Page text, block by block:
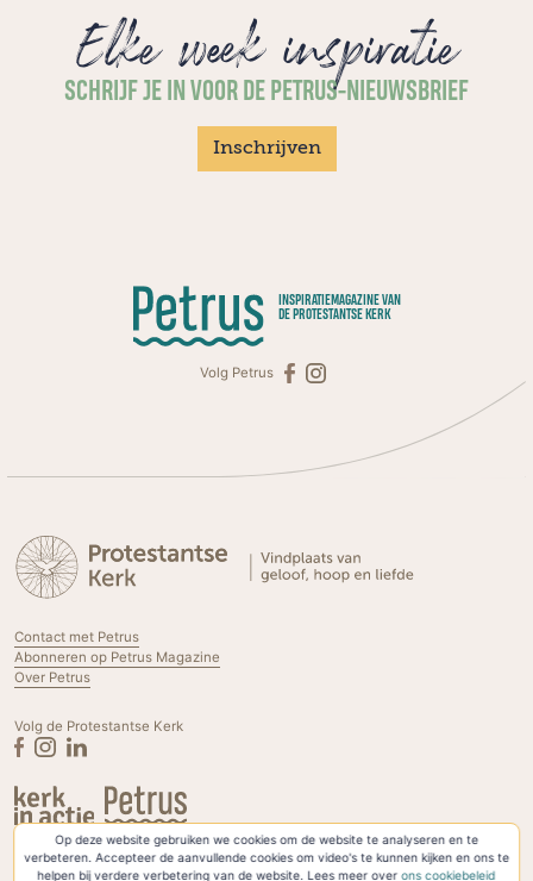
Op deze website gebruiken we cookies om de website te analyseren en te
verbeteren. Accepteer de aanvullende cookies om video's te kunnen kijken en ons te
helpen bij verdere verbetering van de website. Lees meer overons cookiebeleid
Elke week inspiratie
SCHRIJF JE IN VOOR DE PETRUS-NIEUWSBRIEF
Inschrijven
INSPIRATIEMAGAZINE VAN
DE PROTESTANTSE KERK
Volg Petrus
Contact met Petrus
Abonneren op Petrus Magazine
Over Petrus
Volg de Protestantse Kerk
Privacyverklaring & Cookies